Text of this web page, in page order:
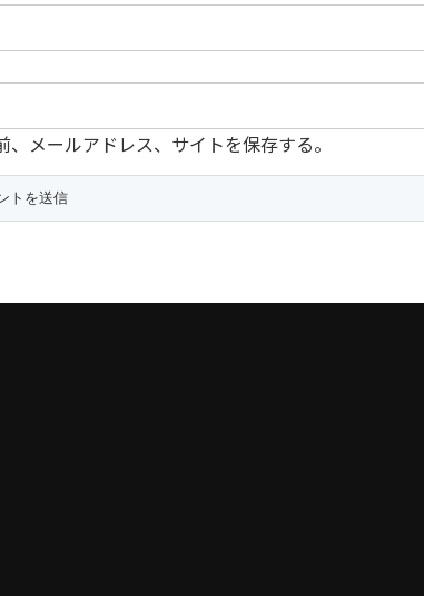
メールアドレス、サイトを保存する。